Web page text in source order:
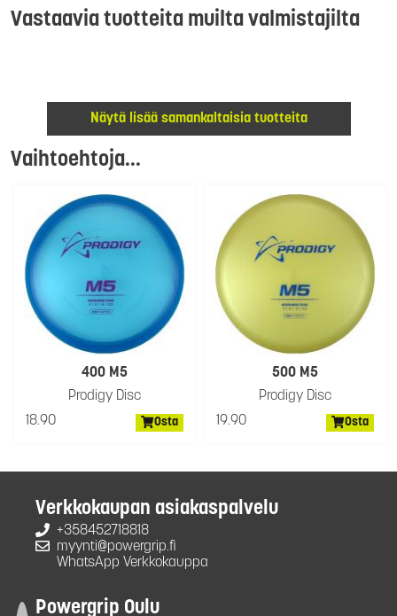
Vastaavia tuotteita muilta valmistajilta
Näytä lisää samankaltaisia tuotteita
Vaihtoehtoja...
400 M5
Prodigy Disc
18.90
Osta
500 M5
Prodigy Disc
19.90
Osta
Verkkokaupan asiakaspalvelu
+358452718818
myynti@powergrip.fi
WhatsApp Verkkokauppa
Powergrip Oulu